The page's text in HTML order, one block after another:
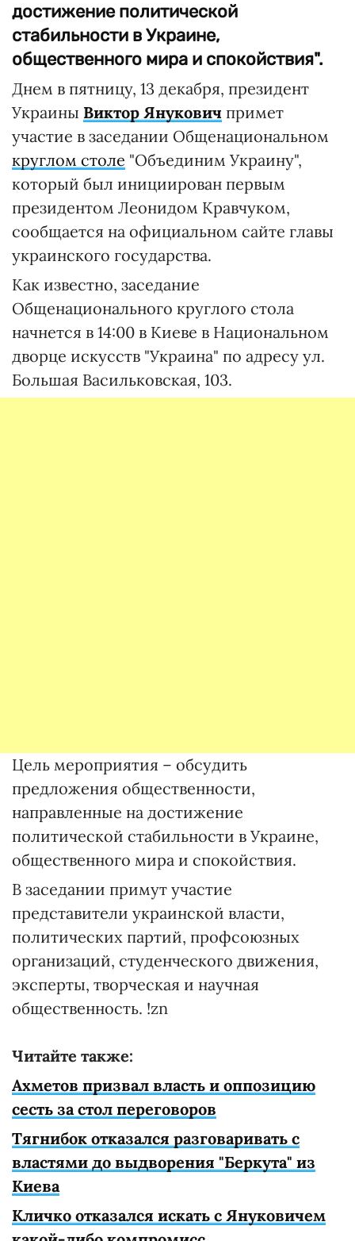
достижение политической
стабильности в Украине,
общественного мира и спокойствия".
Днем в пятницу, 13 декабря, президент
Украины Виктор Янукович примет
участие в заседании Общенациональном
круглом столе "Объединим Украину",
который был инициирован первым
президентом Леонидом Кравчуком,
сообщается на официальном сайте главы
украинского государства.
Как известно, заседание
Общенационального круглого стола
начнется в 14:00 в Киеве в Национальном
дворце искусств "Украина" по адресу ул.
Большая Васильковская, 103.
Цель мероприятия – обсудить
предложения общественности,
направленные на достижение
политической стабильности в Украине,
общественного мира и спокойствия.
В заседании примут участие
представители украинской власти,
политических партий, профсоюзных
организаций, студенческого движения,
эксперты, творческая и научная
общественность. !zn
Читайте также:
Ахметов призвал власть и оппозицию
сесть за стол переговоров
Тягнибок отказался разговаривать с
властями до выдворения "Беркута" из
Киева
Кличко отказался искать с Януковичем